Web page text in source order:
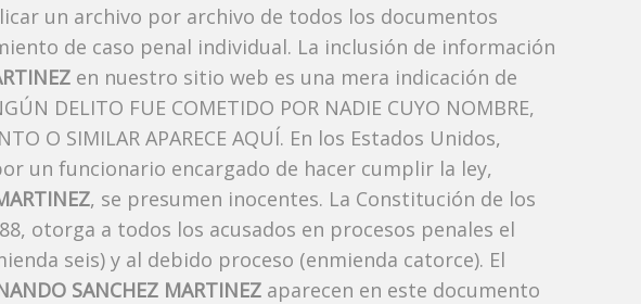
un archivo por archivo de todos los documentos
de caso penal individual. La inclusión de información
en nuestro sitio web es una mera indicación de
DELITO FUE COMETIDO POR NADIE CUYO NOMBRE,
O SIMILAR APARECE AQUÍ. En los Estados Unidos,
un funcionario encargado de hacer cumplir la ley,
, se presumen inocentes. La Constitución de los
otorga a todos los acusados ​​en procesos penales el
seis) y al debido proceso (enmienda catorce). El
SANCHEZ MARTINEZ aparecen en este documento